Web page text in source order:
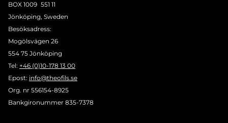
BOX 1009 551 11
Jönköping, Sweden
Besöksadress:
Mogölsvägen 26
554 75 Jönköping
Tel: +46 (0)10-178 13 00
Epost: info@theofils.se
Org. nr 556154-8925
Bankgironummer 835-7378